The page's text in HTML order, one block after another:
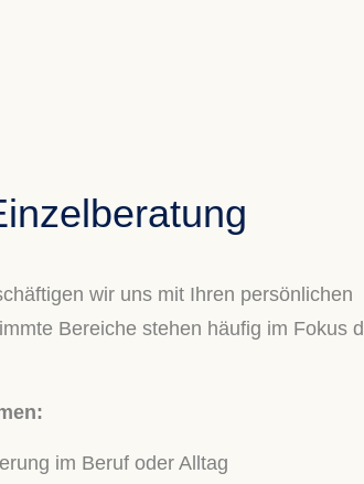
wir uns mit Ihren persönlichen
Bereiche stehen häufig im Fokus
im Beruf oder Alltag